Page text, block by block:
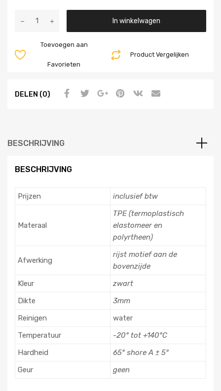
In winkelwagen
Product Vergelijken
Toevoegen aan
Favorieten
DELEN (0)
BESCHRIJVING
BESCHRIJVING
Prijzen inclusief btw
Materaal
TPE (termoplastisch
elastomeer en
polyrtheen)
Afwerking
rijst motief aan de
bovenzijde
Kleur
zwart
Dikte
3mm
Reinigen
water
Temperatuur
-20° tot +140°C
Hardheid
65° shore A ± 5°
Geur
geen